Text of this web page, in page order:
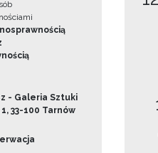
- Galeria Sztuki
33-100 Tarnów